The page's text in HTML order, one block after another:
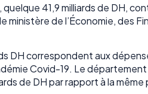
41,9 milliards de DH,
ministère de l’Économie, des
DH correspondent aux
Covid-19. Le
de DH par rapport à la